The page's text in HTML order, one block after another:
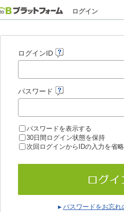
ログイン
ログインID
パスワード
パスワードを表示する
30日間ログイン状態を保持
次回ログインからIDの入力を省略
パスワードをお忘れ